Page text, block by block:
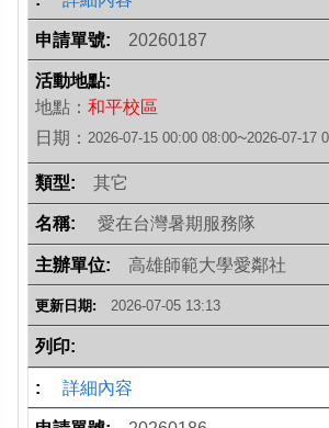
20260187
地點： 和平校區
日期： 2026-07-15 00:00 08:00~2026-07-17
其它
愛在台灣暑期服務隊
高雄師範大學愛鄰社
2026-07-05 13:13
詳細內容